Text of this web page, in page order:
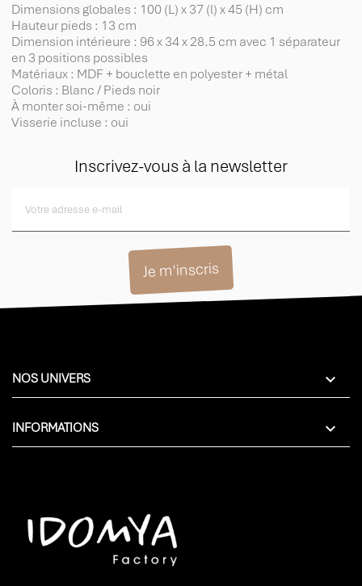
Dimensions globales : 100 (L) x 37 (l) x 45 (H) cm
Hauteur pieds : 13 cm
Dimension intérieure : 96 x 34 x 28.5 cm avec 1 séparateur
en 3 positions possibles
Matériaux : MDF + bouclette en polyester + métal
Coloris : Blanc / Pieds noir
À monter soi-même : oui
Visserie incluse : oui
Inscrivez-vous à la newsletter
NOS UNIVERS 
INFORMATIONS 